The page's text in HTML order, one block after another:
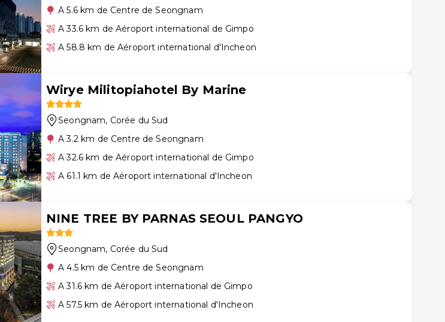
A 5.6 km de Centre de Seongnam
A 33.6 km de Aéroport international de Gimpo
A 58.8 km de Aéroport international d'Incheon
Wirye Militopiahotel By Marine
Seongnam, Corée du Sud
A 3.2 km de Centre de Seongnam
A 32.6 km de Aéroport international de Gimpo
A 61.1 km de Aéroport international d'Incheon
NINE TREE BY PARNAS SEOUL PANGYO
Seongnam, Corée du Sud
A 4.5 km de Centre de Seongnam
A 31.6 km de Aéroport international de Gimpo
A 57.5 km de Aéroport international d'Incheon